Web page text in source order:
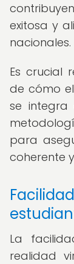
exitosa y
nacionales.
Es crucial
de cómo
se
para
coherente
La
realidad